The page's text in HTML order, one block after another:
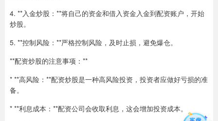
4. **入金炒股：**将自己的资金和借入资金入金到配资账户，开始
炒股。
5. **控制风险：**严格控制风险，及时止损，避免爆仓。
**配资炒股的注意事项：**
* **高风险：**配资炒股是一种高风险投资，投资者应做好亏损的准
备。
* **利息成本：**配资公司会收取利息，这会增加投资成本。